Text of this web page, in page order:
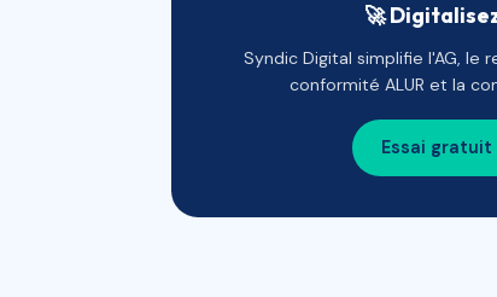
🚀
Syndic Digital simplifie l'AG, le
conformité ALUR et la
Essai